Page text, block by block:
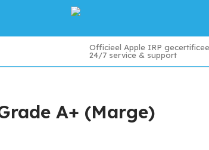
Officieel Apple IRP
24/7 service & support
A+ (Marge)